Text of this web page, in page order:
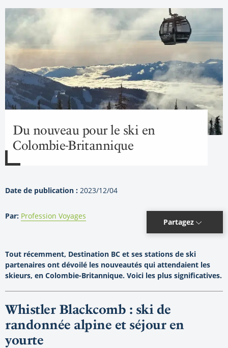
Du nouveau pour le ski en
Colombie-Britannique
Date de publication : 2023/12/04
Par: Profession Voyages
Partagez
Tout récemment, Destination BC et ses stations de ski
partenaires ont dévoilé les nouveautés qui attendaient les
skieurs, en Colombie-Britannique. Voici les plus significatives.
Whistler Blackcomb : ski de
randonnée alpine et séjour en
yourte